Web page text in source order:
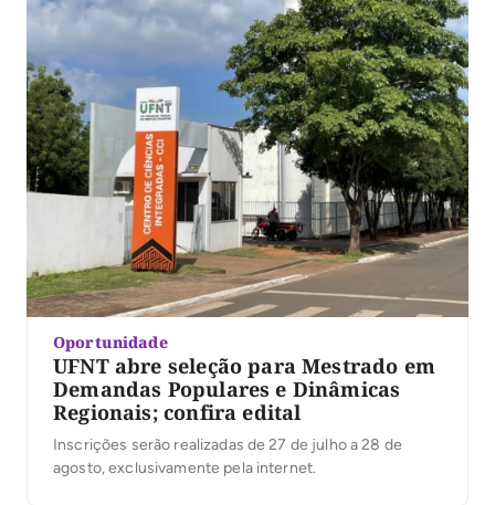
Oportunidade
UFNT abre seleção para Mestrado em
Demandas Populares e Dinâmicas
Regionais; confira edital
Inscrições serão realizadas de 27 de julho a 28 de
agosto, exclusivamente pela internet.